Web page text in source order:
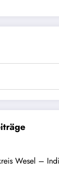
Wesel –